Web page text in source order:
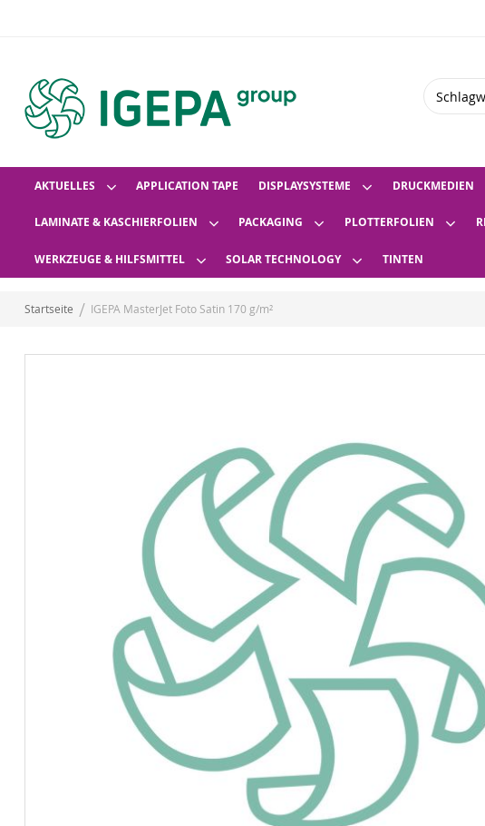
AKTUELLES APPLICATION TAPE DISPLAYSYSTEME DRUCKMEDIEN
LAMINATE & KASCHIERFOLIEN PACKAGING PLOTTERFOLIEN
WERKZEUGE & HILFSMITTEL SOLAR TECHNOLOGY TINTEN
Startseite IGEPA MasterJet Foto Satin 170 g/m²